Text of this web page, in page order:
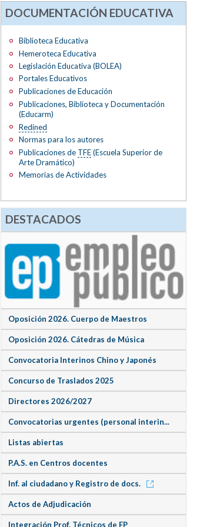
DOCUMENTACIÓN EDUCATIVA
Biblioteca Educativa
Hemeroteca Educativa
Legislación Educativa (BOLEA)
Portales Educativos
Publicaciones de Educación
Publicaciones, Biblioteca y Documentación
(Educarm)
Redined
Normas para los autores
Publicaciones de TFE(Escuela Superior de
Arte Dramático)
Memorias de Actividades
DESTACADOS
Oposición 2026. Cuerpo de Maestros
Oposición 2026. Cátedras de Música
Convocatoria Interinos Chino y Japonés
Concurso de Traslados 2025
Directores 2026/2027
Convocatorias urgentes (personal interin...
Listas abiertas
P.A.S. en Centros docentes
Inf. al ciudadano y Registro de docs.
Actos de Adjudicación
Integración Prof. Técnicos de FP